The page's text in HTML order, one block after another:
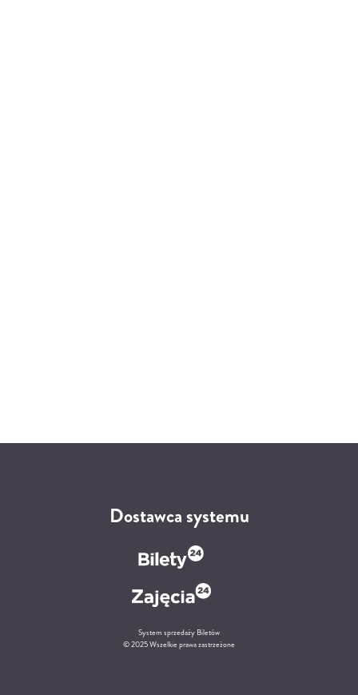
Dostawca systemu
System sprzedaży Biletów
© 2025 Wszelkie prawa zastrzeżone